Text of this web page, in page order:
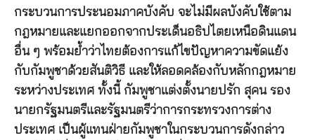
กระบวนการประนอมภาคบังคับ จะไม่มีผลบังคับใช้ตาม
กฎหมายและแยกออกจากประเด็นอธิปไตยเหนือดินแดน
อื่น ๆ พร้อมย้ำว่าไทยต้องการแก้ไขปัญหาความขัดแย้ง
กับกัมพูชาด้วยสันติวิธี และให้ลอดคล้องกับหลักกฎหมาย
ระหว่างประเทศ ทั้งนี้ กัมพูชาแต่งตั้งนายปรัก สุคน รอง
นายกรัฐมนตรีและรัฐมนตรีว่าการกระทรวงการต่าง
ประเทศ เป็นผู้แทนฝ่ายกัมพูชาในกระบวนการดังกล่าว